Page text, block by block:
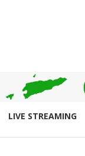
LIVE STREAMING